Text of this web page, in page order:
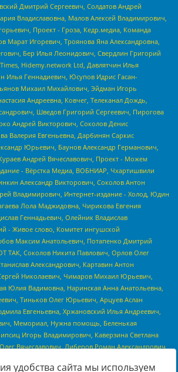
удобства сайта мы используем